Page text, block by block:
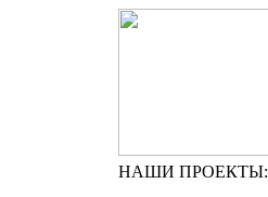
НАШИ ПРОЕКТЫ: